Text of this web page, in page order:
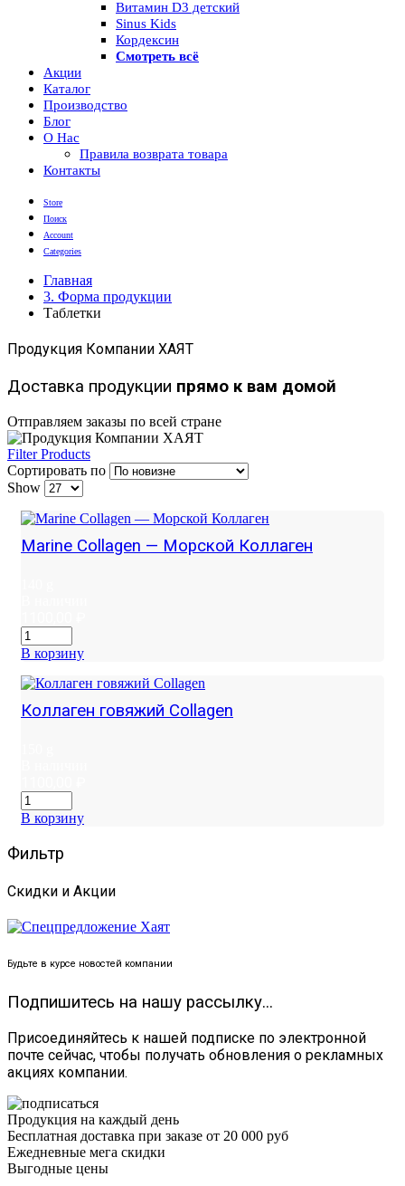
Витамин D3 детский
Sinus Kids
Кордексин
Смотреть всё
Акции
Каталог
Производство
Блог
О Нас
Правила возврата товара
Контакты
Store
Поиск
Account
Categories
Главная
3. Форма продукции
Таблетки
Продукция Компании ХАЯТ
Доставка продукции прямо к вам домой
Отправляем заказы по всей стране
Filter Products
Сортировать по
Show
Marine Collagen — Морской Коллаген
В корзину
Коллаген говяжий Collagen
В корзину
Фильтр
Скидки и Акции
Будьте в курсе новостей компании
Подпишитесь на нашу рассылку...
Присоединяйтесь к нашей подписке по электронной
почте сейчас, чтобы получать обновления о рекламных
акциях компании.
Продукция на каждый день
Бесплатная доставка при заказе от 20 000 руб
Ежедневные мега скидки
Выгодные цены